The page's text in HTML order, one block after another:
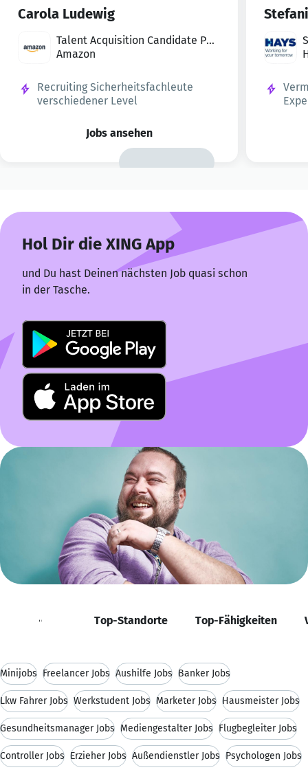
Carola Ludewig
Talent Acquisition Candidate Par
tner (TACP)
Amazon
Recruiting Sicherheitsfachleute
verschiedener Level
Jobs ansehen
Hol Dir die XING App
und Du hast Deinen nächsten Job quasi schon
in der Tasche.
Positionen Top-Standorte Top-Fähigkeiten
Minijobs Freelancer Jobs Aushilfe Jobs Banker Jobs
Lkw Fahrer Jobs Werkstudent Jobs Marketer Jobs Hausmeister Jobs
Gesundheitsmanager Jobs Mediengestalter Jobs Flugbegleiter Jobs
Controller Jobs Erzieher Jobs Außendienstler Jobs Psychologen Jobs